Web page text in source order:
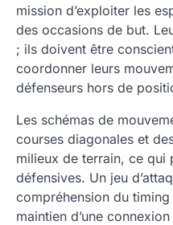
mission d’exploiter les
des occasions de but.
; ils doivent être
coordonner leurs
défenseurs hors de
Les schémas de
courses diagonales et
milieux de terrain, ce qui
défensives. Un jeu
compréhension du
maintien d’une